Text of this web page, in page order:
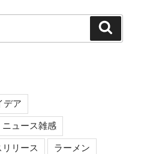
デア
ニュース雑感
リリース ラーメン